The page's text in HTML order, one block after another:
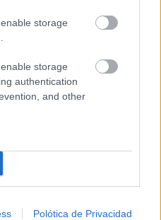
storage
storage
authentication
and other
Polótica de Privacidad